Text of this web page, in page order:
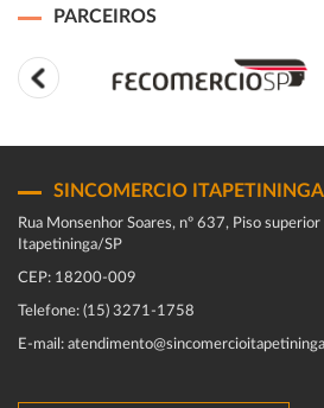
PARCEIROS
SINCOMERCIO ITAPETININGA
Rua Monsenhor Soares, nº 637, Piso
Itapetininga/SP
CEP: 18200-009
Telefone: (15) 3271-1758
E-mail: